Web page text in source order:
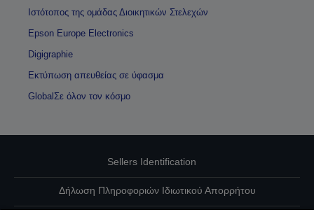
Ιστότοπος της ομάδας Διοικητικών Στελεχών
Epson Europe Electronics
Digigraphie
Εκτύπωση απευθείας σε ύφασμα
GlobalΣε όλον τον κόσμο
Sellers Identification
Δήλωση Πληροφοριών Ιδιωτικού Απορρήτου